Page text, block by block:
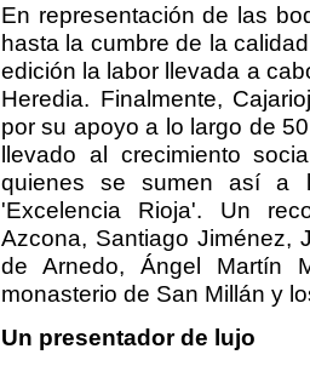
En representación de las
hasta la cumbre de la
edición la labor llevada a
Heredia. Finalmente,
por su apoyo a lo largo de
llevado al crecimiento
quienes se sumen así a
'Excelencia Rioja'. Un
Azcona, Santiago Jiménez,
de Arnedo, Ángel Martín
monasterio de San Millán y
Un presentador de lujo